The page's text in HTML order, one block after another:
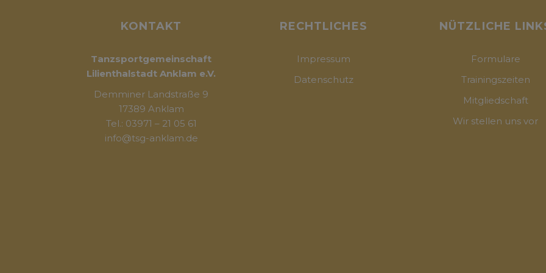
KONTAKT
Tanzsportgemeinschaft
Lilienthalstadt Anklam e.V.
Demminer Landstraße 9
17389 Anklam
Tel.: 03971 – 21 05 61
info@tsg-anklam.de
RECHTLICHES
Impressum
Datenschutz
NÜTZLICHE
Formulare
Trainingszeiten
Mitgliedschaft
Wir stellen uns vor